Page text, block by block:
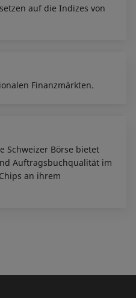
auf die Indizes von
Finanzmärkten.
Schweizer Börse bietet
Auftragsbuchqualität im
an ihrem